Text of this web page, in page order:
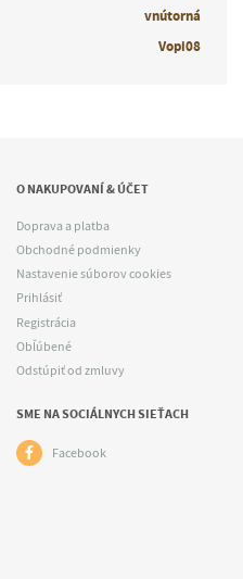
vnútorná
Vopi08
O NAKUPOVANÍ & ÚČET
Doprava a platba
Obchodné podmienky
Nastavenie súborov cookies
Prihlásiť
Registrácia
Obľúbené
Odstúpiť od zmluvy
SME NA SOCIÁLNYCH SIEŤACH
Facebook